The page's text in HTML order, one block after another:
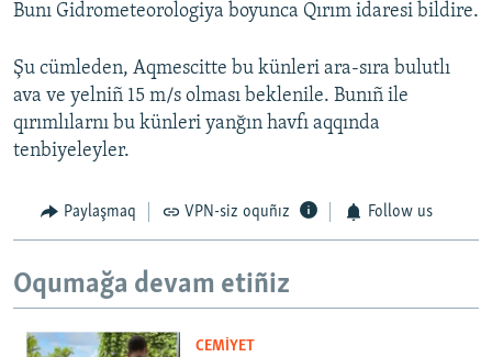
Bunı Gidrometeorologiya boyunca Qırım idaresi bildire.
Şu cümleden, Aqmescitte bu künleri ara-sıra bulutlı
ava ve yelniñ 15 m/s olması beklenile. Bunıñ ile
qırımlılarnı bu künleri yanğın havfı aqqında
tenbiyeleyler.
Paylaşmaq VPN-siz oquñız Follow us
Oqumağa devam etiñiz
CEMİYET